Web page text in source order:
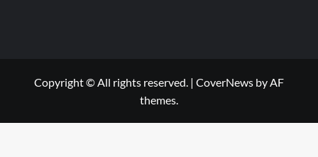
Copyright © All rights reserved. | CoverNews by AF
themes.